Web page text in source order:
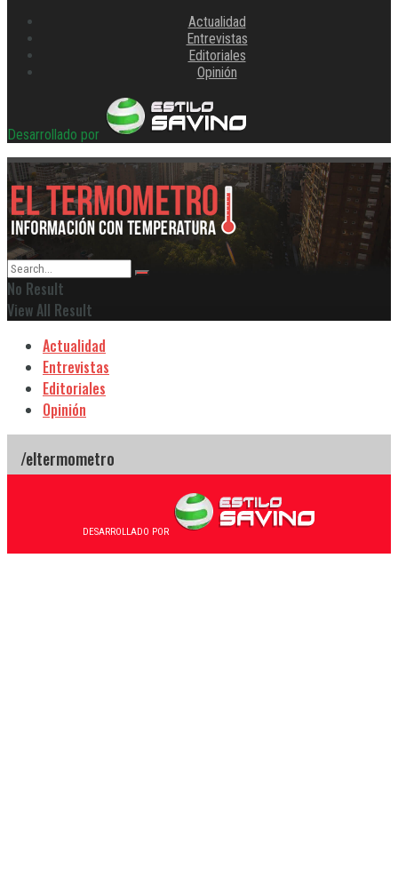
Actualidad
Entrevistas
Editoriales
Opinión
Desarrollado por
No Result
View All Result
Actualidad
Entrevistas
Editoriales
Opinión
DESARROLLADO POR